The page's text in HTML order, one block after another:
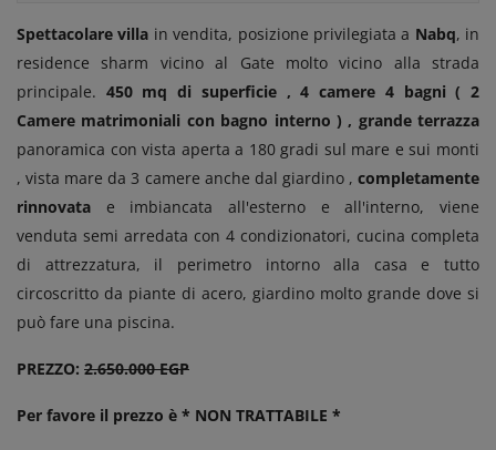
Spettacolare villa in vendita, posizione privilegiata a Nabq, in
residence sharm vicino al Gate molto vicino alla strada
principale. 450 mq di superficie , 4 camere 4 bagni ( 2
Camere matrimoniali con bagno interno ) , grande terrazza
panoramica con vista aperta a 180 gradi sul mare e sui monti
, vista mare da 3 camere anche dal giardino , completamente
rinnovata e imbiancata all'esterno e all'interno, viene
venduta semi arredata con 4 condizionatori, cucina completa
di attrezzatura, il perimetro intorno alla casa e tutto
circoscritto da piante di acero, giardino molto grande dove si
può fare una piscina.
PREZZO: 2.650.000 EGP
Per favore il prezzo è * NON TRATTABILE *